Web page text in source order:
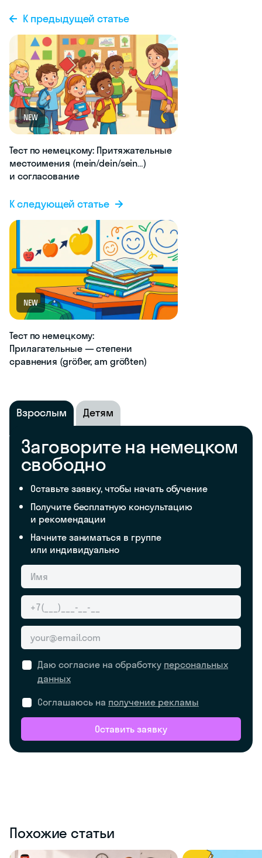
К предыдущей статье
NEW
Тест по немецкому: Притяжательные
местоимения (mein/dein/sein…)
и согласование
К следующей статье
NEW
Тест по немецкому:
Прилагательные — степени
сравнения (größer, am größten)
Взрослым Детям
Заговорите на немецком
свободно
Оставьте заявку, чтобы начать обучение
Получите бесплатную консультацию
и рекомендации
Начните заниматься в группе
или индивидуально
Даю согласие на обработку персональных
данных
Соглашаюсь на получение рекламы
Оставить заявку
Похожие статьи